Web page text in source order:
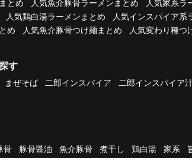
とめ
人気魚介豚骨ラーメンまとめ
人気家系ラ
人気鶏白湯ラーメンまとめ
人気インスパイア系
め
人気魚介豚骨つけ麺まとめ 人気変わり種つ
す
まぜそば 二郎インスパイア 二郎インスパイア
骨 豚骨醤油 魚介豚骨 煮干し 鶏白湯 家系